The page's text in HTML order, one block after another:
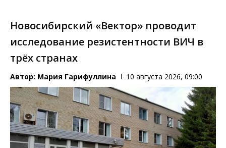
Новосибирский «Вектор» проводит
исследование резистентности ВИЧ в
трёх странах
Автор: Мария Гарифуллина 10 августа 2026, 09:00